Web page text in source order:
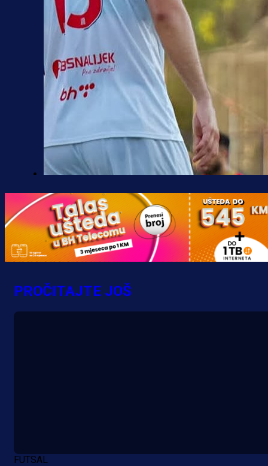
Borac do pobjede, ali scene iz
Banje Luke zgrozile javnost:
zbog skandiranja Ratku Mladiću!
PROČITAJTE JOŠ
FUTSAL